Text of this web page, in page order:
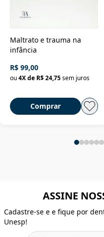
Maltrato e trauma na
infância
R$ 99,00
ou4X de R$ 24,75sem juros
Comprar
ASSINE
Cadastre-se e e fique por
Unesp!